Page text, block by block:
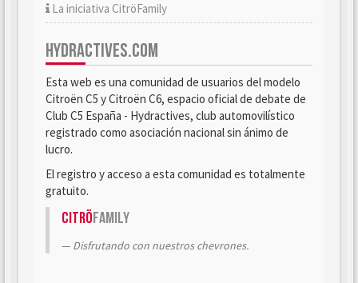
La iniciativa CitröFamily
HYDRACTIVES.COM
Esta web es una comunidad de usuarios del modelo
Citroën C5 y Citroën C6, espacio oficial de debate de
Club C5 España - Hydractives, club automovilístico
registrado como asociación nacional sin ánimo de
lucro.
El registro y acceso a esta comunidad es totalmente
gratuito.
CitröFamily
Disfrutando con nuestros chevrones.